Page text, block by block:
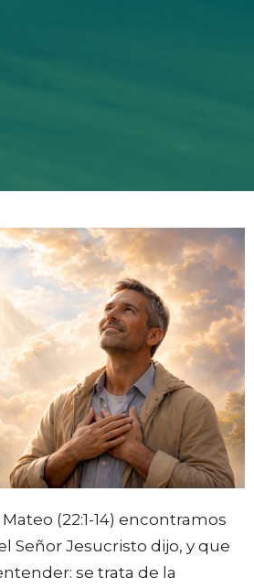
(22:1-14) encontramos
Señor Jesucristo dijo, y que
se trata de la